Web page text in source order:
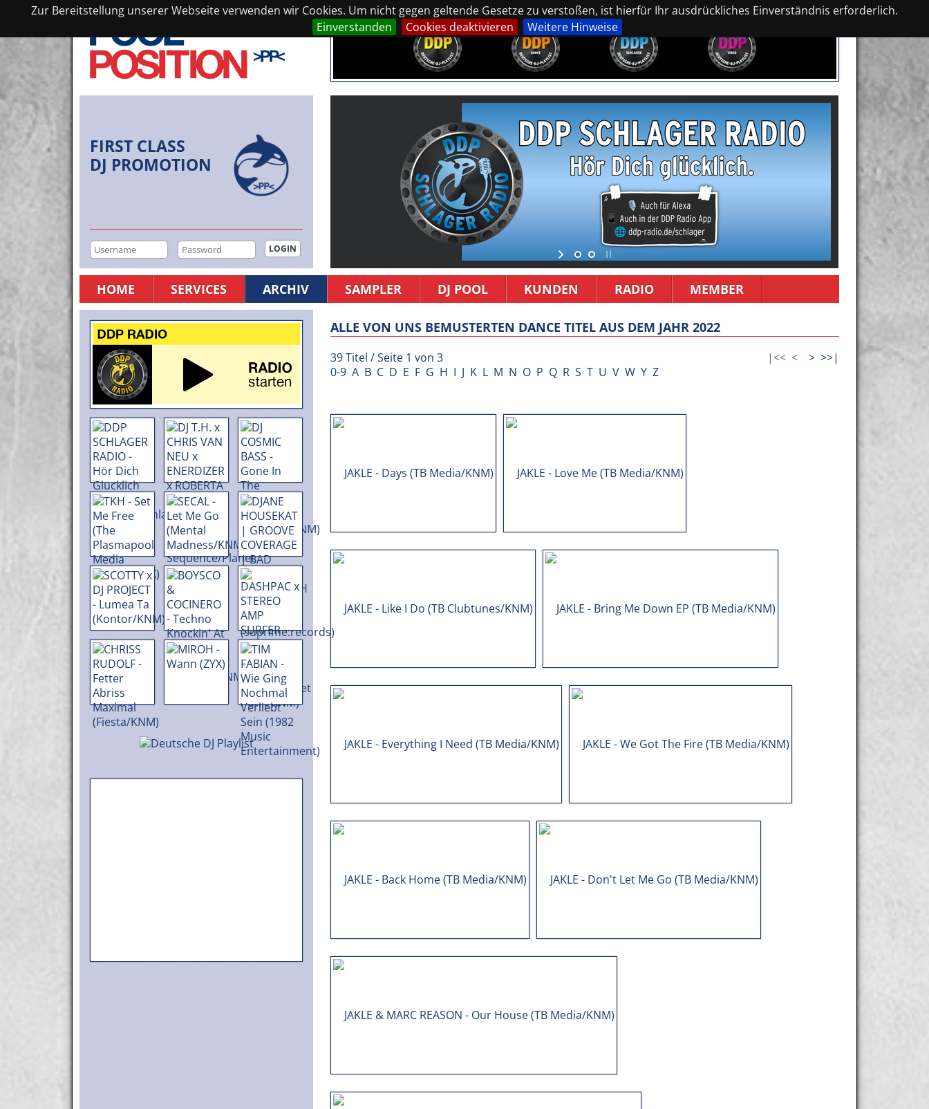
Zur Bereitstellung unserer Webseite verwenden wir Cookies. Um nicht gegen geltende Gesetze zu verstoßen, ist hierfür Ihr ausdrückliches Einverständnis erforderlich.
Einverstanden
Cookies deaktivieren Weitere Hinweise
FIRST CLASS
DJ PROMOTION
HOME SERVICES ARCHIV SAMPLER DJ POOL KUNDEN RADIO MEMBER
ALLE VON UNS BEMUSTERTEN DANCE TITEL AUS DEM JAHR 2022
39 Titel / Seite 1 von 3 |<< < > >>|
0-9 A B C D E F G H I J K L M N O P Q R S T U V W Y Z